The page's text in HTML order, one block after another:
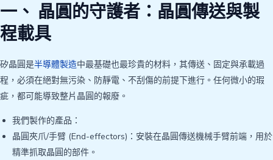
一、 晶圓的守護者：晶圓傳送與製
程載具
矽晶圓是半導體製造中最基礎也最珍貴的材料，其傳送、固定與承載過
程，必須在絕對無污染、防靜電、不刮傷的前提下進行。任何微小的瑕
疵，都可能導致整片晶圓的報廢。
我們製作的產品：
晶圓夾爪/手臂 (End-effectors)：安裝在晶圓傳送機械手臂前端，用於
精準抓取晶圓的部件。